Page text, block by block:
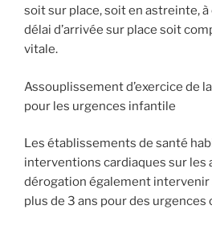
soit sur place, soit en astreinte,
délai d’arrivée sur place soit
vitale.
Assouplissement d’exercice de
pour les urgences infantile
Les établissements de santé
interventions cardiaques sur les
dérogation également intervenir
plus de 3 ans pour des urgences